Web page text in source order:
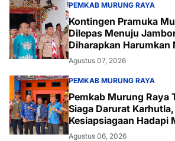
PEMKAB MURUNG RAYA
Kontingen Pramuka
Dilepas Menuju
Diharapkan Harumkan
Agustus 07, 2026
PEMKAB MURUNG RAYA
Pemkab Murung Raya
Siaga Darurat
Kesiapsiagaan Hadapi
Agustus 06, 2026